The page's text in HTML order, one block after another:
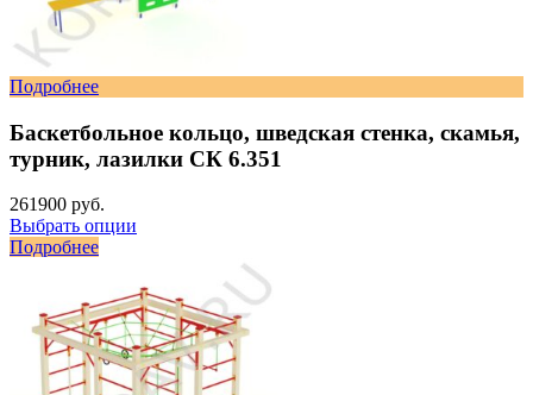
Подробнее
Баскетбольное кольцо, шведская стенка, скамья,
турник, лазилки СК 6.351
261900 руб.
Выбрать опции
Подробнее